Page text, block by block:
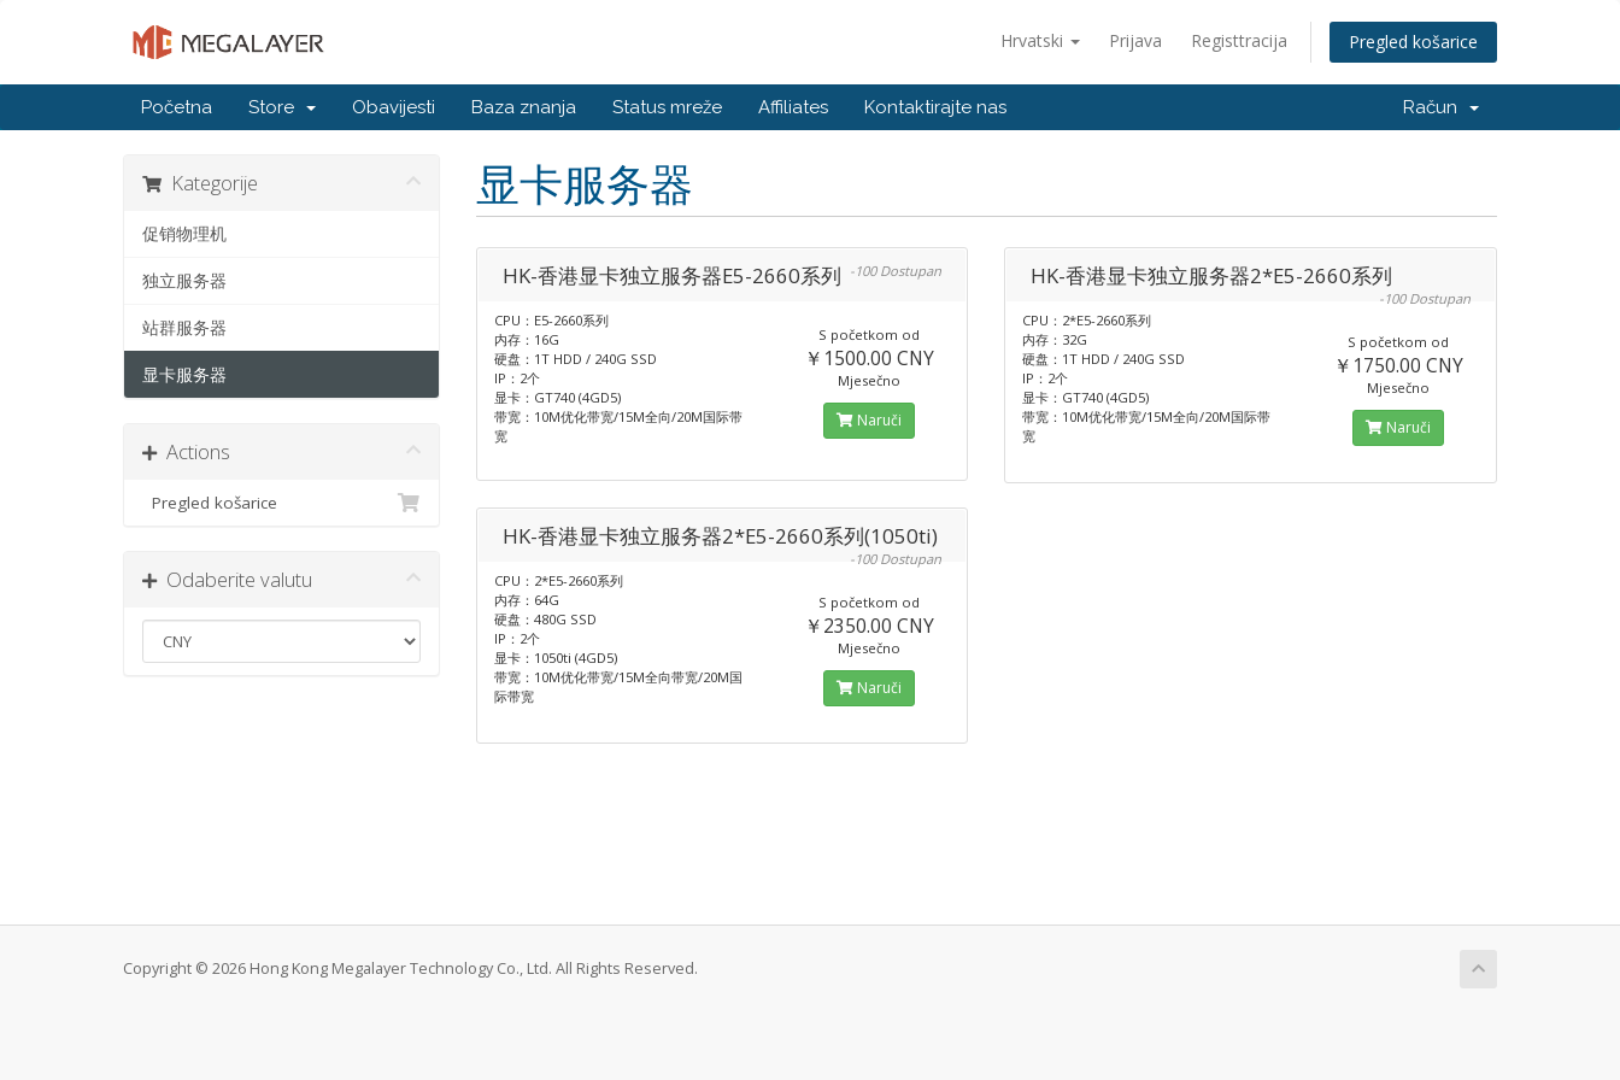
Hrvatski Prijava Registtracija Pregled košarice
Početna Store Obavijesti Baza znanja Status mreže Affiliates Kontaktirajte nas Račun
显卡服务器
Kategorije
促销物理机
独立服务器
站群服务器
显卡服务器
Actions
Pregled košarice
Odaberite valutu
HK-香港显卡独立服务器E5-2660系列 -100 Dostupan
CPU：E5-2660系列
内存：16G
硬盘：1T HDD / 240G SSD
IP：2个
显卡：GT740 (4GD5)
带宽：10M优化带宽/15M全向/20M国际带
宽
S početkom od
￥1500.00 CNY
Mjesečno
Naruči
HK-香港显卡独立服务器2*E5-2660系列
-100 Dostupan
CPU：2*E5-2660系列
内存：32G
硬盘：1T HDD / 240G SSD
IP：2个
显卡：GT740 (4GD5)
带宽：10M优化带宽/15M全向/20M国际带
宽
S početkom od
￥1750.00 CNY
Mjesečno
Naruči
HK-香港显卡独立服务器2*E5-2660系列(1050ti)
-100 Dostupan
CPU：2*E5-2660系列
内存：64G
硬盘：480G SSD
IP：2个
显卡：1050ti (4GD5)
带宽：10M优化带宽/15M全向带宽/20M国
际带宽
S početkom od
￥2350.00 CNY
Mjesečno
Naruči
Copyright © 2026 Hong Kong Megalayer Technology Co., Ltd. All Rights Reserved.